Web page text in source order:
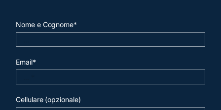
Nome e Cognome*
Email*
Cellulare (opzionale)